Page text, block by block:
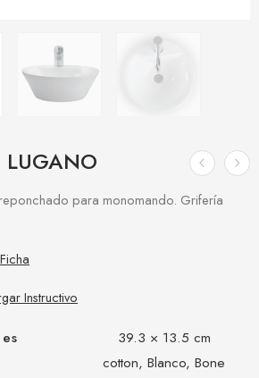
para monomando. Grifería
Instructivo
39.3 × 13.5 cm
cotton, Blanco, Bone